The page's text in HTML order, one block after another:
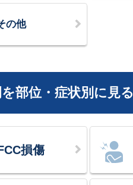
の他
部位・症状別に見る
損傷